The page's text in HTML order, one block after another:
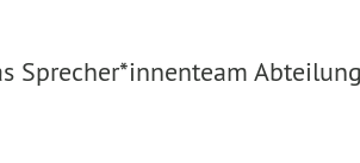
Sprecher*innenteam